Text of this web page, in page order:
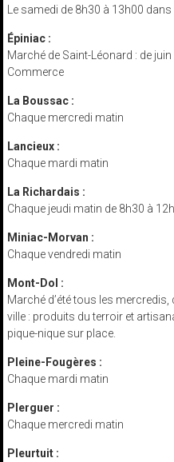
Le samedi de 8h30 à 13h00
Épiniac :
Marché de Saint-Léonard : de
Commerce
La Boussac :
Chaque mercredi matin
Lancieux :
Chaque mardi matin
La Richardais :
Chaque jeudi matin de 8h30 à
Miniac-Morvan :
Chaque vendredi matin
Mont-Dol :
Marché d’été tous les
ville : produits du terroir et
pique-nique sur place.
Pleine-Fougères :
Chaque mardi matin
Plerguer :
Chaque mercredi matin
Pleurtuit :